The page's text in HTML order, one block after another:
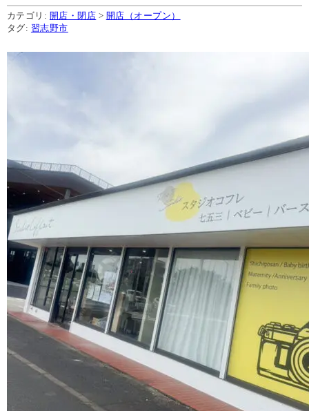
カテゴリ: 開店・閉店 > 開店（オープン）
タグ: 習志野市